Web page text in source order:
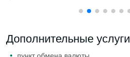
Дополнительные услуги